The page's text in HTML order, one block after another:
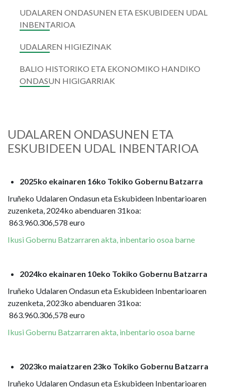
UDALAREN ONDASUNEN ETA ESKUBIDEEN UDAL
INBENTARIOA
UDALAREN HIGIEZINAK
BALIO HISTORIKO ETA EKONOMIKO HANDIKO
ONDASUN HIGIGARRIAK
UDALAREN ONDASUNEN ETA
ESKUBIDEEN UDAL INBENTARIOA
2025ko ekainaren 16ko Tokiko Gobernu Batzarra
Iruñeko Udalaren Ondasun eta Eskubideen Inbentarioaren
zuzenketa, 2024ko abenduaren 31koa:
863.960.306,578 euro
Ikusi Gobernu Batzarraren akta, inbentario osoa barne
2024ko ekainaren 10eko Tokiko Gobernu Batzarra
Iruñeko Udalaren Ondasun eta Eskubideen Inbentarioaren
zuzenketa, 2023ko abenduaren 31koa:
863.960.306,578 euro
Ikusi Gobernu Batzarraren akta, inbentario osoa barne
2023ko maiatzaren 23ko Tokiko Gobernu Batzarra
Iruñeko Udalaren Ondasun eta Eskubideen Inbentarioaren